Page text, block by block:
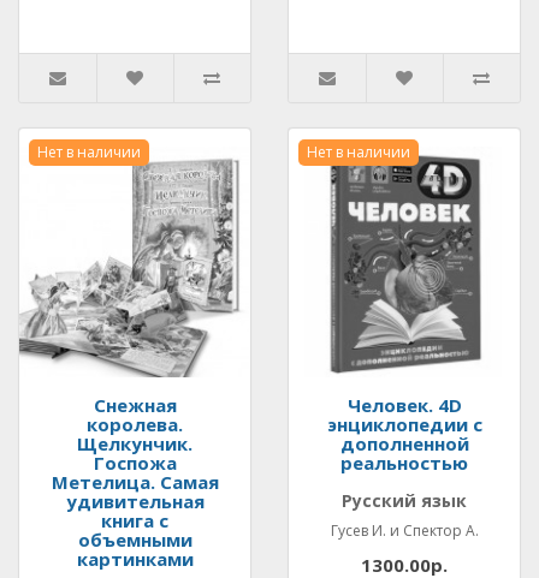
Нет в наличии
Снежная
королева.
Щелкунчик.
Госпожа
Метелица. Самая
удивительная
книга с
объемными
картинками
Нет в наличии
Человек. 4D
энциклопедии с
дополненной
реальностью
Русский язык
Гусев И. и Спектор А.
1300.00р.